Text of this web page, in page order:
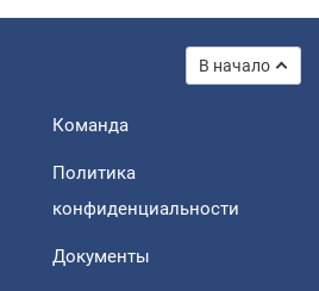
В начало
Команда
Политика
конфиденциальности
Документы